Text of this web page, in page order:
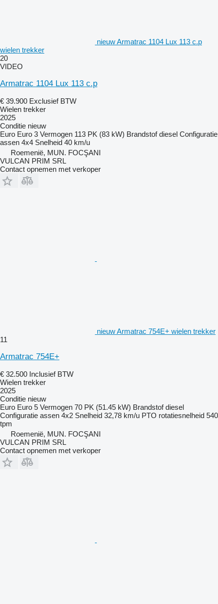
nieuw Armatrac 1104 Lux 113 c.p
wielen trekker
20
VIDEO
Armatrac 1104 Lux 113 c.p
€ 39.900 Exclusief BTW
Wielen trekker
2025
Conditie nieuw
Euro Euro 3 Vermogen 113 PK (83 kW) Brandstof diesel Configuratie
assen 4x4 Snelheid 40 km/u
Roemenië, MUN. FOCŞANI
VULCAN PRIM SRL
Contact opnemen met verkoper
nieuw Armatrac 754E+ wielen trekker
11
Armatrac 754E+
€ 32.500 Inclusief BTW
Wielen trekker
2025
Conditie nieuw
Euro Euro 5 Vermogen 70 PK (51.45 kW) Brandstof diesel
Configuratie assen 4x2 Snelheid 32,78 km/u PTO rotatiesnelheid 540
tpm
Roemenië, MUN. FOCŞANI
VULCAN PRIM SRL
Contact opnemen met verkoper